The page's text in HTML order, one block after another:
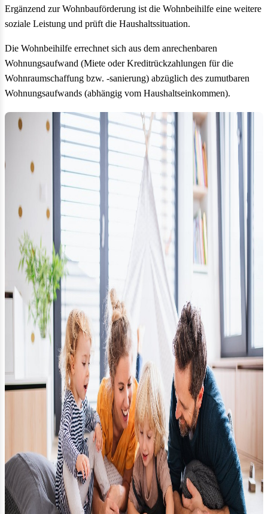
Ergänzend zur Wohnbauförderung ist die Wohnbeihilfe eine weitere
soziale Leistung und prüft die Haushaltssituation.
Die Wohnbeihilfe errechnet sich aus dem anrechenbaren
Wohnungsaufwand (Miete oder Kreditrückzahlungen für die
Wohnraumschaffung bzw. -sanierung) abzüglich des zumutbaren
Wohnungsaufwands (abhängig vom Haushaltseinkommen).